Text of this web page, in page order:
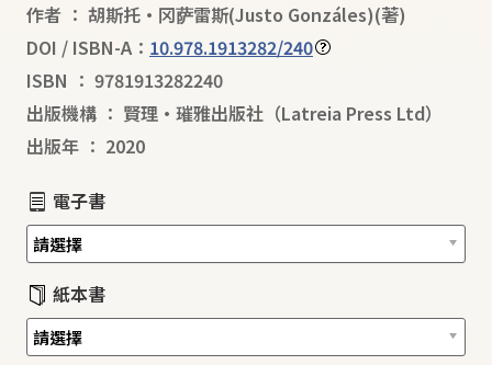
作者 ： 胡斯托•冈萨雷斯(Justo Gonzáles)(著)
DOI / ISBN-A： 10.978.1913282/240
ISBN ： 9781913282240
出版機構 ： 賢理·璀雅出版社（Latreia Press Ltd）
出版年 ： 2020
電子書
紙本書